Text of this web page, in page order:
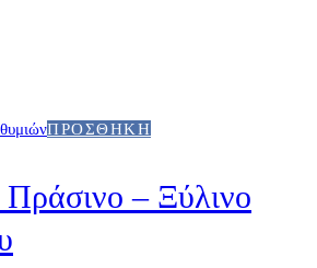
ΠΡΟΣΘΉΚΗ
– Ξύλινο